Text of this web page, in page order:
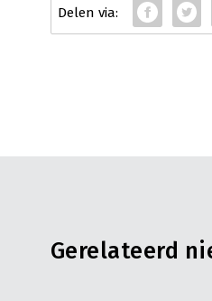
Gerelateerd